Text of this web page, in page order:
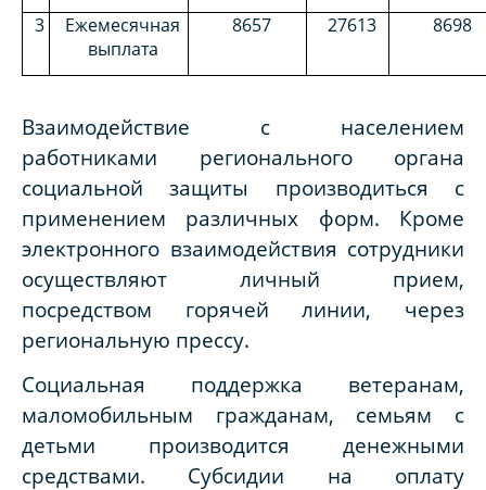
3
Ежемесячная
выплата
8657 27613 8698
Взаимодействие с населением
работниками регионального органа
социальной защиты производиться с
применением различных форм. Кроме
электронного взаимодействия сотрудники
осуществляют личный прием,
посредством горячей линии, через
региональную прессу.
Социальная поддержка ветеранам,
маломобильным гражданам, семьям с
детьми производится денежными
средствами. Субсидии на оплату